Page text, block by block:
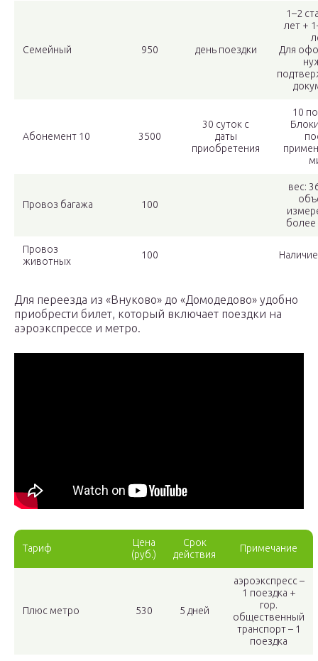
Семейный 950 день поездки
1–2
лет +
Для
Абонемент 10 3500
30 суток с
даты
приобретения
10
Провоз багажа 100
вес:
более
Провоз
животных
100
Для переезда из «Внуково» до «Домодедово» удобно
приобрести билет, который включает поездки на
аэроэкспрессе и метро.
Тариф
Цена
(руб.)
Срок
действия
Примечание
Плюс метро 530 5 дней
аэроэкспресс –
1 поездка +
гор.
общественный
транспорт – 1
поездка